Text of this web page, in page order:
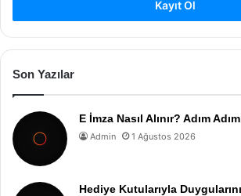
Kayıt Ol
Son Yazılar
E İmza Nasıl Alınır? Adım
Admin 1 Ağustos 2026
Hediye Kutularıyla